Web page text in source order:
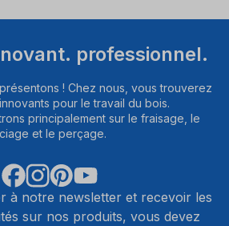
professionnel.
! Chez nous, vous trouverez
pour le travail du bois.
principalement sur le fraisage, le
et le perçage.
à notre newsletter et recevoir les
sur nos produits, vous devez